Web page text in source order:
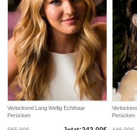
Verlockend Lang Wellig Echthaar
Perücken
Perücken